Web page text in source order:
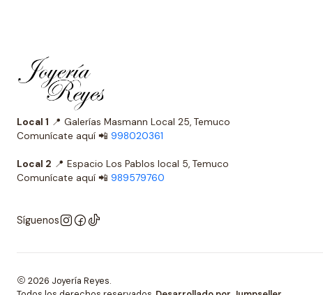
Local 1 📍 Galerías Masmann Local 25, Temuco
Comunícate aquí 📲 998020361
Local 2 📍 Espacio Los Pablos local 5, Temuco
Comunícate aquí 📲 989579760
Síguenos
2026 Joyería Reyes.